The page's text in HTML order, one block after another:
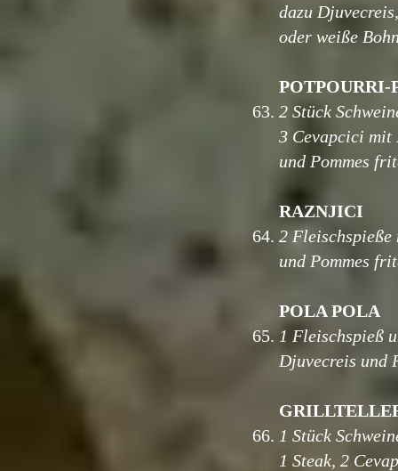
63.
64.
65.
66.
dazu
oder weiße
POTPOURRI-
2 Stück
3 Cevapcici mit
und Pommes
RAZNJICI
2
und Pommes
POLA POLA
1 Fleischspieß
Djuvecreis und
1 Stück
1 Steak, 2